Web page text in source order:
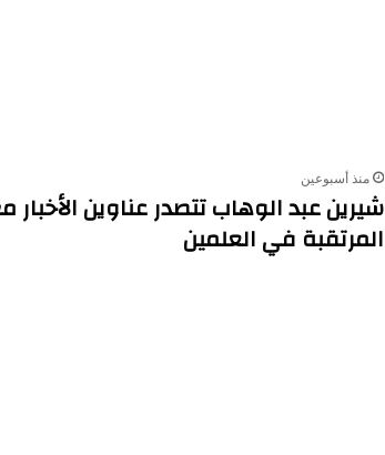
منذ أسبوعين
شيرين عبد الوهاب تتصدر عناوين الأخبار
المرتقبة في العلمين